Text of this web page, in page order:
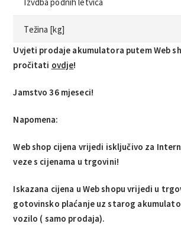
Težina [kg]
Uvjeti prodaje akumulatora putem Web
pročitati ovdje!
Jamstvo 36 mjeseci!
Napomena:
Web shop cijena vrijedi isključivo za
veze s cijenama u trgovini!
Iskazana cijena u Web shopu vrijedi u
gotovinsko plaćanje uz starog
vozilo ( samo prodaja).